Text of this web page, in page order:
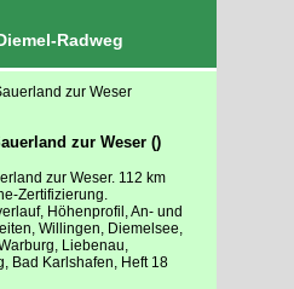
Radweg
zur Weser ()
zur Weser. 112 km
Zertifizierung.
Höhenprofil, An- und
Willingen, Diemelsee,
Liebenau,
Bad Karlshafen, Heft 18